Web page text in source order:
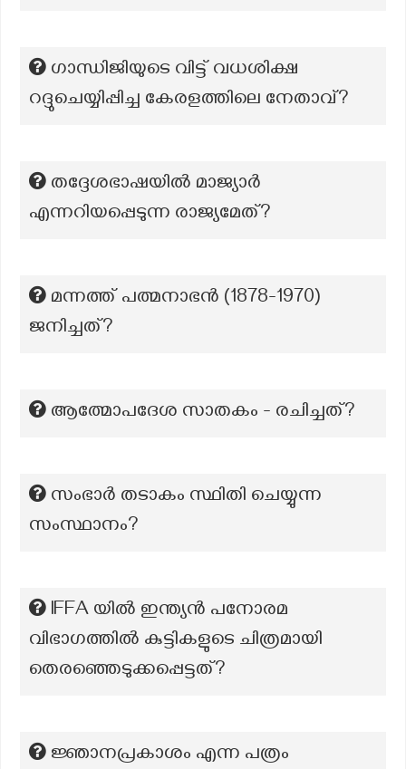
ഗാന്ധിജിയുടെ വിട്ട് വധശിക്ഷ
റദ്ദുചെയ്യിപ്പിച്ച കേരളത്തിലെ നേതാവ്?
തദ്ദേശഭാഷയിൽ മാജ്യാർ
എന്നറിയപ്പെടുന്ന രാജ്യമേത്?
മന്നത്ത് പത്മനാഭൻ (1878-1970)
ജനിച്ചത്?
ആത്മോപദേശ സാതകം - രചിച്ചത്?
സംഭാർ തടാകം സ്ഥിതി ചെയ്യുന്ന
സംസ്ഥാനം?
IFFA യില്‍ ഇന്ത്യന്‍ പനോരമ
വിഭാഗത്തില്‍ കുട്ടികളുടെ ചിത്രമായി
തെരഞ്ഞെടുക്കപ്പെട്ടത്?
ജ്ഞാനപ്രകാശം എന്ന പത്രം